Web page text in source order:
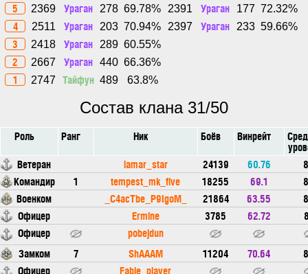
5 2369 Ураган 278 69.78% 2391 Ураган 177 72.32%
4 2511 Ураган 203 70.94% 2397 Ураган 233 59.66%
3 2418 Ураган 289 60.55%
2 2667 Ураган 440 66.36%
1 2747 Тайфун 489 63.8%
Состав клана 31/50
Роль Ранг Ник Боёв Винрейт
Ветеран
lamar_star 24139 60.76
Командир
1 tempest_mk_five 18255 69.1
Военком
_C4acTbe_P9IgoM_ 21864 63.55
Офицер
Ermine 3785 62.72
Офицер
pobejdun
Замком
7 ShAAAM 11204 70.64
Офицер
Fable_player